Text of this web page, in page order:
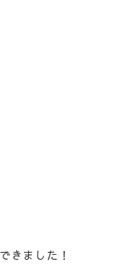
きました！